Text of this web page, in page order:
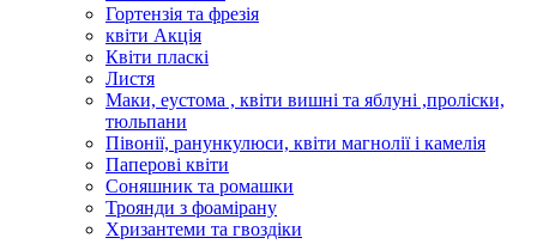
Гортензія та фрезія
квіти Акція
Квіти пласкі
Листя
Маки, еустома , квіти вишні та яблуні ,проліски,
тюльпани
Півонії, ранункулюси, квіти магнолії і камелія
Паперові квіти
Соняшник та ромашки
Троянди з фоамірану
Хризантеми та гвоздіки